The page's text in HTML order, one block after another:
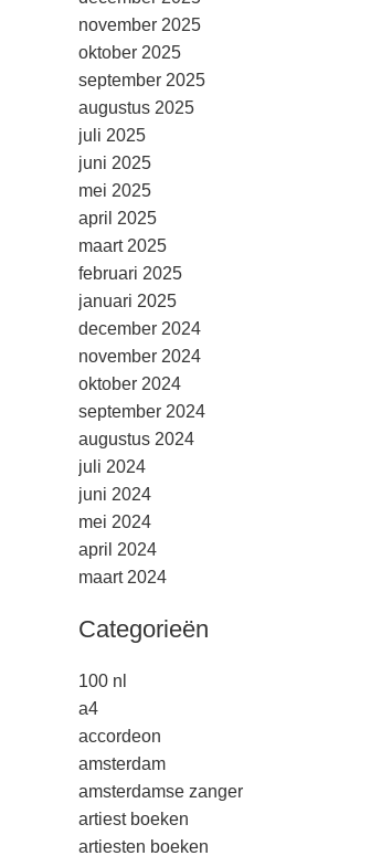
november 2025
oktober 2025
september 2025
augustus 2025
juli 2025
juni 2025
mei 2025
april 2025
maart 2025
februari 2025
januari 2025
december 2024
november 2024
oktober 2024
september 2024
augustus 2024
juli 2024
juni 2024
mei 2024
april 2024
maart 2024
Categorieën
100 nl
a4
accordeon
amsterdam
amsterdamse zanger
artiest boeken
artiesten boeken